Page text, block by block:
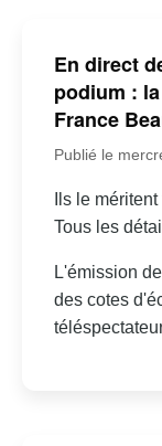
En direct
podium :
France
Publié le
Ils le
Tous les
L'émission
des cotes